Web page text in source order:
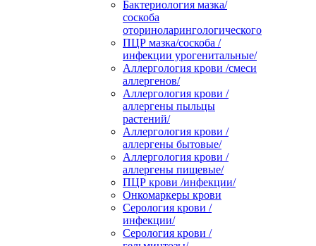
Бактериология мазка/
соскоба
оториноларингологического
ПЦР мазка/соскоба /
инфекции урогенитальные/
Аллергология крови /смеси
аллергенов/
Аллергология крови /
аллергены пыльцы
растений/
Аллергология крови /
аллергены бытовые/
Аллергология крови /
аллергены пищевые/
ПЦР крови /инфекции/
Онкомаркеры крови
Серология крови /
инфекции/
Серология крови /